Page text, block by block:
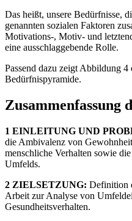
Das heißt, unsere Bedürfnisse,
genannten sozialen Faktoren
Motivations-, Motiv- und
eine ausschlaggebende Rolle.
Passend dazu zeigt Abbildung
Bedürfnispyramide.
Zusammenfassung
1 EINLEITUNG UND
die Ambivalenz von
menschliche Verhalten sowie
Umfelds.
2 ZIELSETZUNG: Definition
Arbeit zur Analyse von
Gesundheitsverhalten.